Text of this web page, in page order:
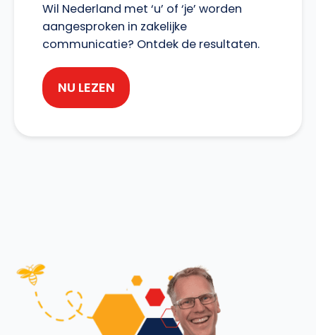
Wil Nederland met ‘u’ of ‘je’ worden
aangesproken in zakelijke
communicatie? Ontdek de resultaten.
NU LEZEN